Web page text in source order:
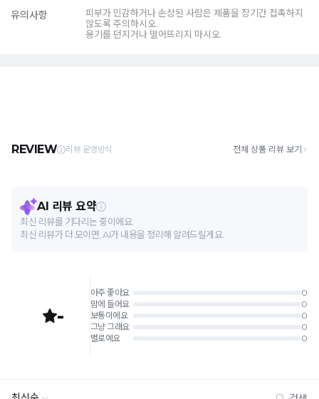
유의사항
피부가 민감하거나 손상된 사람은 제품을 장기간 접촉하지
않도록 주의하시오.
용기를 던지거나 떨어뜨리지 마시오.